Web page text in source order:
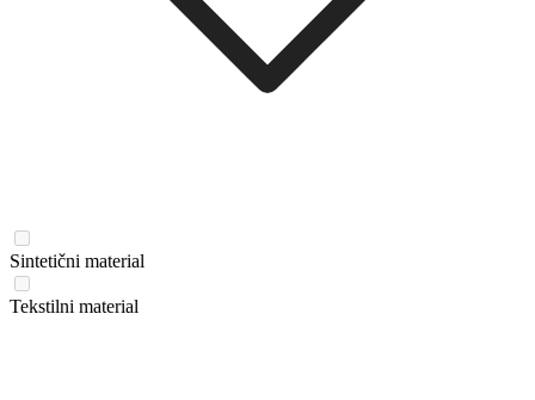
Sintetični material
Tekstilni material